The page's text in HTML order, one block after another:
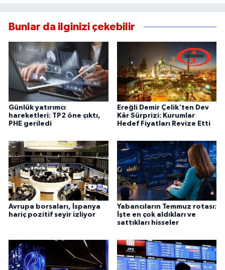
Bunlar da ilginizi çekebilir
Günlük yatırımcı
hareketleri: TP2 öne çıktı,
PHE geriledi
Ereğli Demir Çelik'ten Dev
Kâr Sürprizi: Kurumlar
Hedef Fiyatları Revize Etti
Avrupa borsaları, İspanya
hariç pozitif seyir izliyor
Yabancıların Temmuz rotası:
İşte en çok aldıkları ve
sattıkları hisseler